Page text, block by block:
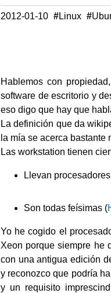
2012-01-10 #Linux #
Hablemos con
software de escritorio y
eso digo que hay que
La definición que da
la mía se acerca
Las workstation tienen
Llevan
Son todas feísimas (
Yo he cogido el
Xeon porque siempre he
con una antigua edición
y reconozco que podría
y un requisito